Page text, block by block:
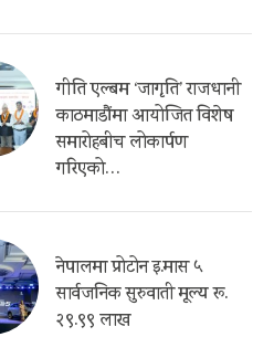
गीति एल्बम ‘जागृति’ राजधानी
काठमाडौंमा आयोजित विशेष
समारोहबीच लोकार्पण
गरिएको…
नेपालमा प्रोटोन इ.मास ५
सार्वजनिक सुरुवाती मूल्य रू.
२९.९९ लाख